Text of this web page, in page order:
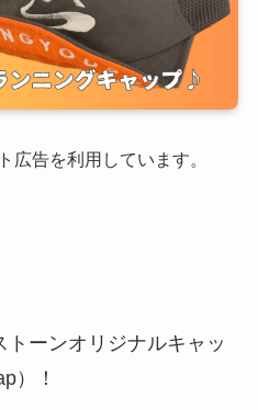
告を利用しています。
ーンオリジナルキャッ
）！